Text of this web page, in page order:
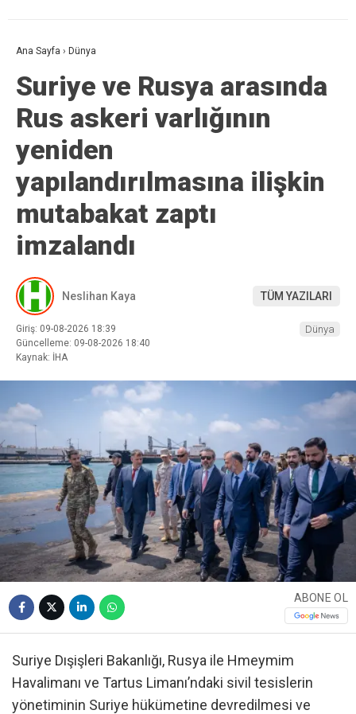
Ana Sayfa › Dünya
Suriye ve Rusya arasında
Rus askeri varlığının
yeniden
yapılandırılmasına ilişkin
mutabakat zaptı
imzalandı
Neslihan Kaya TÜM YAZILARI
Giriş: 09-08-2026 18:39
Güncelleme: 09-08-2026 18:40
Kaynak: İHA
Dünya
ABONE OL
Suriye Dışişleri Bakanlığı, Rusya ile Hmeymim
Havalimanı ve Tartus Limanı’ndaki sivil tesislerin
yönetiminin Suriye hükümetine devredilmesi ve